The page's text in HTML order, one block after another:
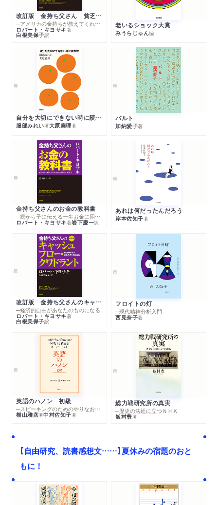
改訂版 金持ち父さん 貧乏父さん
─アメリカの金持ちが教えてくれるお金の哲学
ロバート・キヨサキ著
白根美保子訳
老いるショック大賞
みうらじゅん編
自分を大切にできない時に読む本
服部みれい著大原扁理著
パルト
加納愛子著
金持ち父さんのお金の教科書
─親から子に伝える一生お金に困らない考え方
ロバート・キヨサキ著岩下慶一訳
あれは何だったんだろう
岸本佐知子著
改訂版 金持ち父さんのキャッシュフロー・クワドラント
─経済的自由があなたのものになる
ロバート・キヨサキ著
白根美保子訳
フロイトの灯
─現代精神分析入門
西見奈子著
英語のハノン 初級
─スピーキングのためのやりなおし英文法スーパードリル
横山雅彦著中村佐知子著
総力戦研究所の真実
─歴史の法廷に立つＮＨＫ
飯村豊著
【自由研究、読書感想文……】夏休みの宿題のおと
もに！